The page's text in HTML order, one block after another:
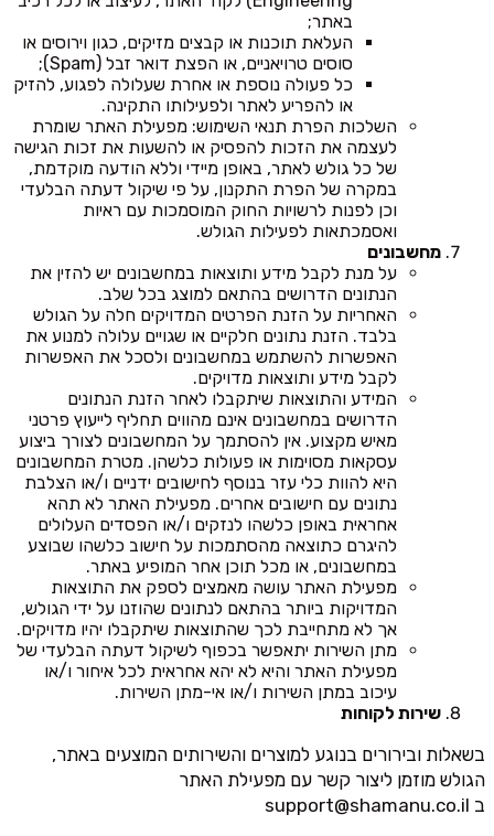
באתר;
העלאת תוכנות או קבצים מזיקים, כגון וירוסים או
סוסים טרויאניים, או הפצת דואר זבל (Spam);
כל פעולה נוספת או אחרת שעלולה לפגוע, להזיק
או להפריע לאתר ולפעילותו התקינה.
השלכות הפרת תנאי השימוש: מפעילת האתר שומרת
לעצמה את הזכות להפסיק או להשעות את זכות הגישה
של כל גולש לאתר, באופן מיידי וללא הודעה מוקדמת,
במקרה של הפרת התקנון, על פי שיקול דעתה הבלעדי
וכן לפנות לרשויות החוק המוסמכות עם ראיות
ואסמכתאות לפעילות הגולש.
מחשבונים
על מנת לקבל מידע ותוצאות במחשבונים יש להזין את
הנתונים הדרושים בהתאם למוצג בכל שלב.
האחריות על הזנת הפרטים המדויקים חלה על הגולש
בלבד. הזנת נתונים חלקיים או שגויים עלולה למנוע את
האפשרות להשתמש במחשבונים ולסכל את האפשרות
לקבל מידע ותוצאות מדויקים.
המידע והתוצאות שיתקבלו לאחר הזנת הנתונים
הדרושים במחשבונים אינם מהווים תחליף לייעוץ פרטני
מאיש מקצוע. אין להסתמך על המחשבונים לצורך ביצוע
עסקאות מסוימות או פעולות כלשהן. מטרת המחשבונים
היא להוות כלי עזר בנוסף לחישובים ידניים ו/או הצלבת
נתונים עם חישובים אחרים. מפעילת האתר לא תהא
אחראית באופן כלשהו לנזקים ו/או הפסדים העלולים
להיגרם כתוצאה מהסתמכות על חישוב כלשהו שבוצע
במחשבונים, או מכל תוכן אחר המופיע באתר.
מפעילת האתר עושה מאמצים לספק את התוצאות
המדויקות ביותר בהתאם לנתונים שהוזנו על ידי הגולש,
אך לא מתחייבת לכך שהתוצאות שיתקבלו יהיו מדויקים.
מתן השירות יתאפשר בכפוף לשיקול דעתה הבלעדי של
מפעילת האתר והיא לא יהא אחראית לכל איחור ו/או
עיכוב במתן השירות ו/או אי-מתן השירות.
שירות לקוחות
בשאלות ובירורים בנוגע למוצרים והשירותים המוצעים באתר,
הגולש מוזמן ליצור קשר עם מפעילת האתר
ב support@shamanu.co.il